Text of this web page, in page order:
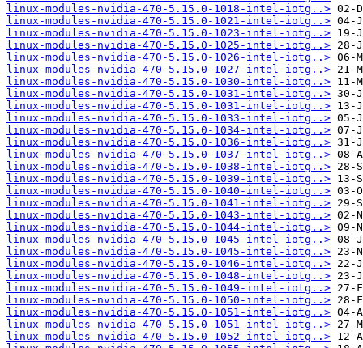
linux-modules-nvidia-470-5.15.0-1018-intel-iotg..>
linux-modules-nvidia-470-5.15.0-1021-intel-iotg..>
linux-modules-nvidia-470-5.15.0-1023-intel-iotg..>
linux-modules-nvidia-470-5.15.0-1025-intel-iotg..>
linux-modules-nvidia-470-5.15.0-1026-intel-iotg..>
linux-modules-nvidia-470-5.15.0-1027-intel-iotg..>
linux-modules-nvidia-470-5.15.0-1030-intel-iotg..>
linux-modules-nvidia-470-5.15.0-1031-intel-iotg..>
linux-modules-nvidia-470-5.15.0-1031-intel-iotg..>
linux-modules-nvidia-470-5.15.0-1033-intel-iotg..>
linux-modules-nvidia-470-5.15.0-1034-intel-iotg..>
linux-modules-nvidia-470-5.15.0-1036-intel-iotg..>
linux-modules-nvidia-470-5.15.0-1037-intel-iotg..>
linux-modules-nvidia-470-5.15.0-1038-intel-iotg..>
linux-modules-nvidia-470-5.15.0-1039-intel-iotg..>
linux-modules-nvidia-470-5.15.0-1040-intel-iotg..>
linux-modules-nvidia-470-5.15.0-1041-intel-iotg..>
linux-modules-nvidia-470-5.15.0-1043-intel-iotg..>
linux-modules-nvidia-470-5.15.0-1044-intel-iotg..>
linux-modules-nvidia-470-5.15.0-1045-intel-iotg..>
linux-modules-nvidia-470-5.15.0-1045-intel-iotg..>
linux-modules-nvidia-470-5.15.0-1046-intel-iotg..>
linux-modules-nvidia-470-5.15.0-1048-intel-iotg..>
linux-modules-nvidia-470-5.15.0-1049-intel-iotg..>
linux-modules-nvidia-470-5.15.0-1050-intel-iotg..>
linux-modules-nvidia-470-5.15.0-1051-intel-iotg..>
linux-modules-nvidia-470-5.15.0-1051-intel-iotg..>
linux-modules-nvidia-470-5.15.0-1052-intel-iotg..>